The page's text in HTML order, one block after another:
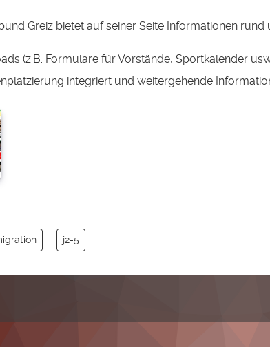
Greiz bietet auf seiner Seite Informationen rund
(z.B. Formulare für Vorstände, Sportkalender
integriert und weitergehende
j2-5